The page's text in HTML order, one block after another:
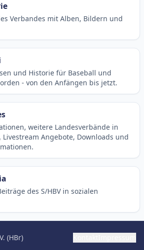
Verbandes mit Alben, Bildern und
und Historie für Baseball und
- von den Anfängen bis jetzt.
weitere Landesverbände in
Livestream Angebote, Downloads und
des S/HBV in sozialen
(HBr)